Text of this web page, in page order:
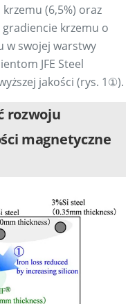
(6,5%) oraz
krzemu o
w swojej warstwy
JFE Steel
jakości (rys. 1①).
rozwoju
magnetyczne